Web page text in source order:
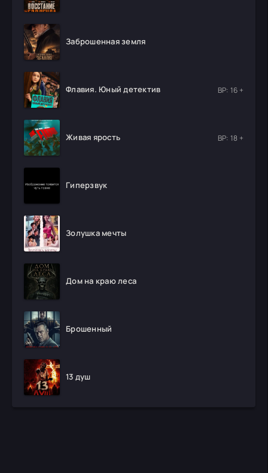
Заброшенная земля
Флавия. Юный детектив ВР: 16 +
Живая ярость ВР: 18 +
Гиперзвук
Золушка мечты
Дом на краю леса
Брошенный
13 душ